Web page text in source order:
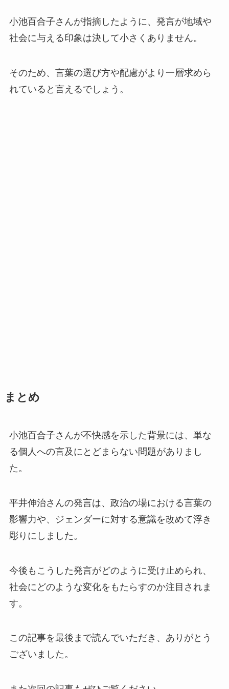
小池百合子さんが指摘したように、発言が地域や
社会に与える印象は決して小さくありません。
そのため、言葉の選び方や配慮がより一層求めら
れていると言えるでしょう。
まとめ
小池百合子さんが不快感を示した背景には、単な
る個人への言及にとどまらない問題がありまし
た。
平井伸治さんの発言は、政治の場における言葉の
影響力や、ジェンダーに対する意識を改めて浮き
彫りにしました。
今後もこうした発言がどのように受け止められ、
社会にどのような変化をもたらすのか注目されま
す。
この記事を最後まで読んでいただき、ありがとう
ございました。